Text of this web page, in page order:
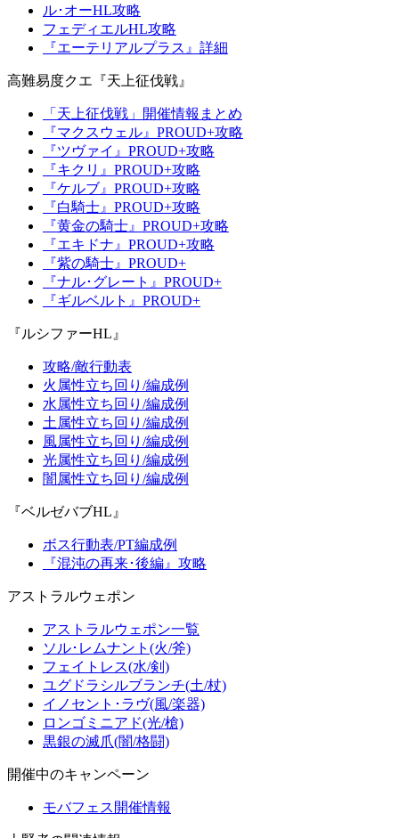
ル･オーHL攻略
フェディエルHL攻略
『エーテリアルプラス』詳細
高難易度クエ『天上征伐戦』
「天上征伐戦」開催情報まとめ
『マクスウェル』PROUD+攻略
『ツヴァイ』PROUD+攻略
『キクリ』PROUD+攻略
『ケルブ』PROUD+攻略
『白騎士』PROUD+攻略
『黄金の騎士』PROUD+攻略
『エキドナ』PROUD+攻略
『紫の騎士』PROUD+
『ナル･グレート』PROUD+
『ギルベルト』PROUD+
『ルシファーHL』
攻略/敵行動表
火属性立ち回り/編成例
水属性立ち回り/編成例
土属性立ち回り/編成例
風属性立ち回り/編成例
光属性立ち回り/編成例
闇属性立ち回り/編成例
『ベルゼバブHL』
ボス行動表/PT編成例
『混沌の再来･後編』攻略
アストラルウェポン
アストラルウェポン一覧
ソル･レムナント(火/斧)
フェイトレス(水/剣)
ユグドラシルブランチ(土/杖)
イノセント･ラヴ(風/楽器)
ロンゴミニアド(光/槍)
黒銀の滅爪(闇/格闘)
開催中のキャンペーン
モバフェス開催情報